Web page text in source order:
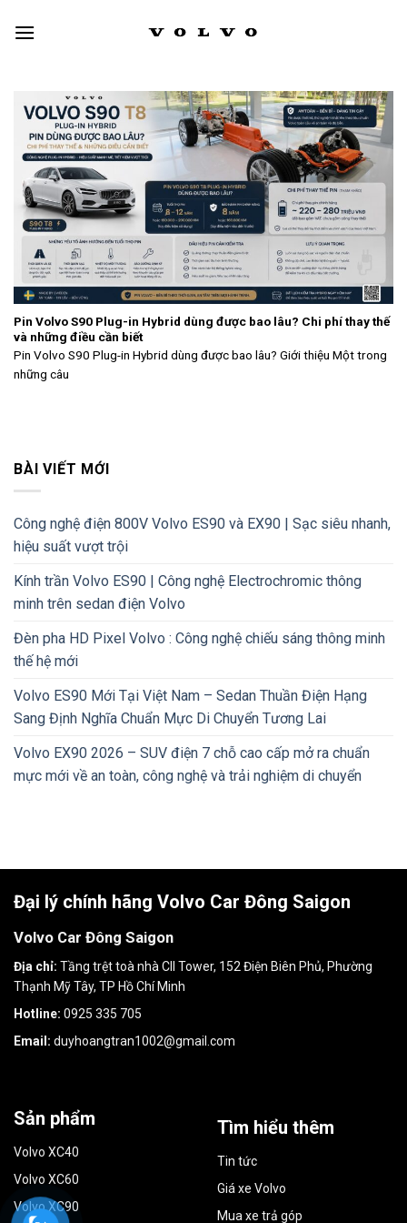
Pin Volvo S90 Plug-in Hybrid dùng được bao lâu? Chi phí thay thế
và những điều cần biết
Pin Volvo S90 Plug-in Hybrid dùng được bao lâu? Giới thiệu Một trong
những câu
BÀI VIẾT MỚI
Công nghệ điện 800V Volvo ES90 và EX90 | Sạc siêu nhanh,
hiệu suất vượt trội
Kính trần Volvo ES90 | Công nghệ Electrochromic thông
minh trên sedan điện Volvo
Đèn pha HD Pixel Volvo : Công nghệ chiếu sáng thông minh
thế hệ mới
Volvo ES90 Mới Tại Việt Nam – Sedan Thuần Điện Hạng
Sang Định Nghĩa Chuẩn Mực Di Chuyển Tương Lai
Volvo EX90 2026 – SUV điện 7 chỗ cao cấp mở ra chuẩn
mực mới về an toàn, công nghệ và trải nghiệm di chuyển
Đại lý chính hãng Volvo Car Đông Saigon
Volvo Car Đông Saigon
Địa chỉ: Tầng trệt toà nhà CII Tower, 152 Điện Biên Phủ, Phường
Thạnh Mỹ Tây, TP Hồ Chí Minh
Hotline: 0925 335 705
Email: duyhoangtran1002@gmail.com
Sản phẩm
Volvo XC40
Volvo XC60
Volvo XC90
Tìm hiểu thêm
Tin tức
Giá xe Volvo
Mua xe trả góp